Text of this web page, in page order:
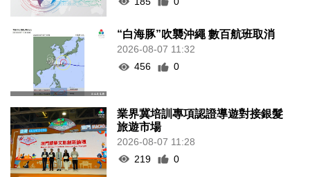
“白海豚”吹襲沖繩 數百航班取消
2026-08-07 11:32
456
0
業界冀培訓專項認證導遊對接銀髮
旅遊市場
2026-08-07 11:28
219
0